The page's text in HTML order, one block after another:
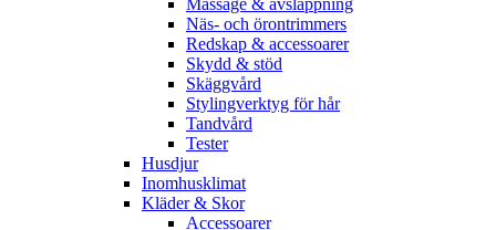
Massage & avslappning
Näs- och örontrimmers
Redskap & accessoarer
Skydd & stöd
Skäggvård
Stylingverktyg för hår
Tandvård
Tester
Husdjur
Inomhusklimat
Kläder & Skor
Accessoarer